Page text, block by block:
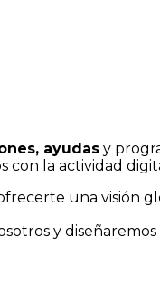
ayudas y
con la actividad
una visión
y